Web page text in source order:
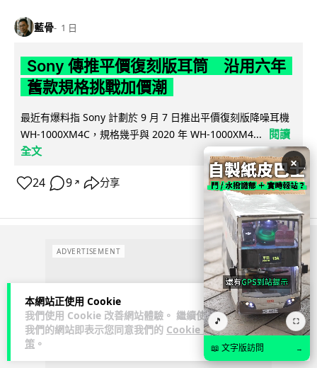
本網站正使用 Cookie
我們使用 Cookie 改善網站體驗。 繼續使用
我們的網站即表示您同意我們的 Cookie 政
策 。
藍骨 1 日
Sony 傳推平價復刻版耳筒 沿用六年
舊款規格挑戰加價潮
最近有爆料指 Sony 計劃於 9 月 7 日推出平價復刻版降噪耳機
WH-1000XM4C，規格幾乎與 2020 年 WH-1000XM4...
閱讀
全文
24 9 ↗ 分享
ADVERTISEMENT
×
🎵 ⛶
📖 文字版訪問 →